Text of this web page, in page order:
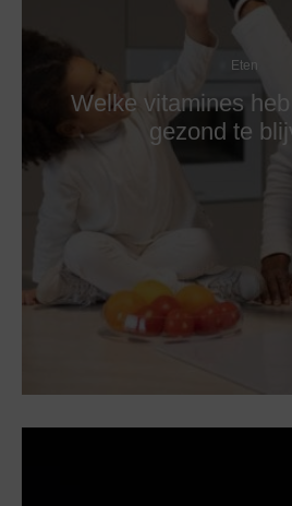
Eten
Welke vitamines
gezond te